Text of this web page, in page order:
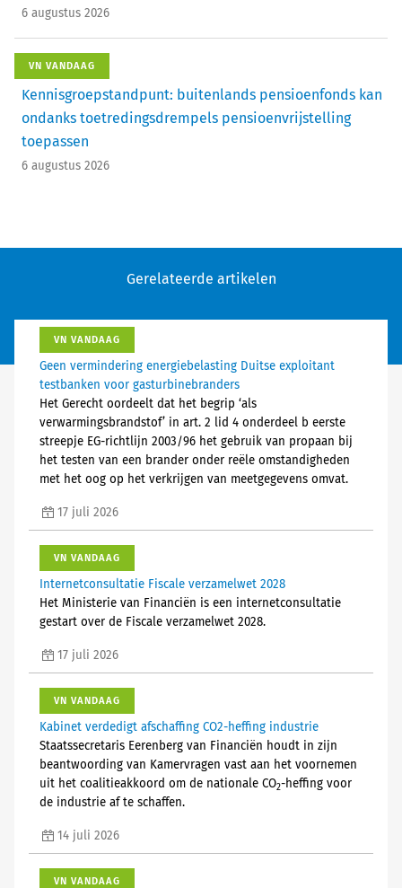
6 augustus 2026
VN VANDAAG
Kennisgroepstandpunt: buitenlands pensioenfonds kan
ondanks toetredingsdrempels pensioenvrijstelling
toepassen
6 augustus 2026
Gerelateerde artikelen
VN VANDAAG
Geen vermindering energiebelasting Duitse exploitant
testbanken voor gasturbinebranders
Het Gerecht oordeelt dat het begrip ‘als
verwarmingsbrandstof’ in art. 2 lid 4 onderdeel b eerste
streepje EG-richtlijn 2003/96 het gebruik van propaan bij
het testen van een brander onder reële omstandigheden
met het oog op het verkrijgen van meetgegevens omvat.
17 juli 2026
VN VANDAAG
Internetconsultatie Fiscale verzamelwet 2028
Het Ministerie van Financiën is een internetconsultatie
gestart over de Fiscale verzamelwet 2028.
17 juli 2026
VN VANDAAG
Kabinet verdedigt afschaffing CO2-heffing industrie
Staatssecretaris Eerenberg van Financiën houdt in zijn
beantwoording van Kamervragen vast aan het voornemen
uit het coalitieakkoord om de nationale CO2-heffing voor
de industrie af te schaffen.
14 juli 2026
VN VANDAAG